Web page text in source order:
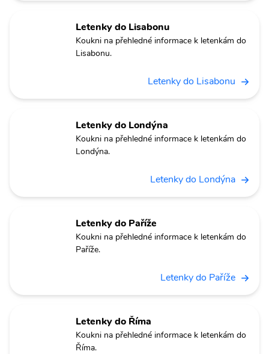
Letenky do Lisabonu
Koukni na přehledné informace k letenkám do
Lisabonu.
Letenky do Lisabonu
Letenky do Londýna
Koukni na přehledné informace k letenkám do
Londýna.
Letenky do Londýna
Letenky do Paříže
Koukni na přehledné informace k letenkám do
Paříže.
Letenky do Paříže
Letenky do Říma
Koukni na přehledné informace k letenkám do
Říma.